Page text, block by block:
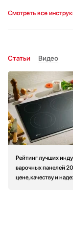
Смотреть все
Статьи Видео
Рейтинг лучших
варочных панелей
цене, качеству и